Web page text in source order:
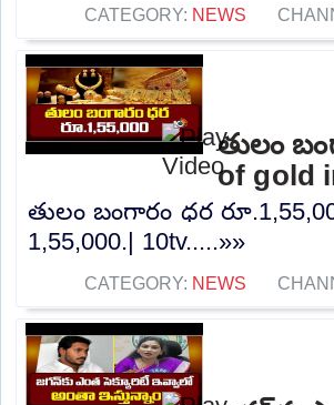
CATEGORY: NEWS
తులం
of gold
తులం బంగారం ధర
1,55,000.| 10tv.....»»
CATEGORY: NEWS